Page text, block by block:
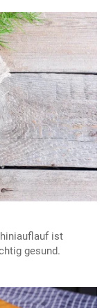
ist
gesund.